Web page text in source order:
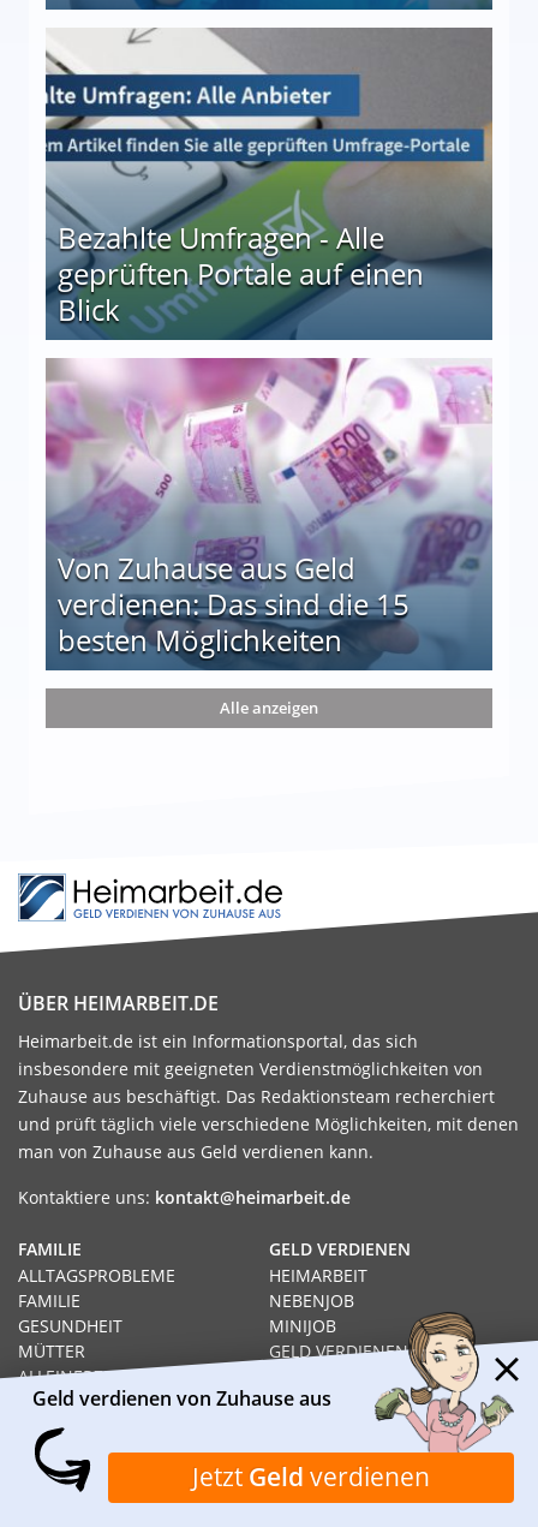
Bezahlte Umfragen - Alle
geprüften Portale auf einen
Blick
auf einen Blick
Von Zuhause aus Geld
verdienen: Das sind die 15
besten Möglichkeiten
die 15 besten Möglichkeiten
Alle anzeigen
ÜBER HEIMARBEIT.DE
Heimarbeit.de ist ein Informationsportal, das sich
insbesondere mit geeigneten Verdienstmöglichkeiten von
Zuhause aus beschäftigt. Das Redaktionsteam recherchiert
und prüft täglich viele verschiedene Möglichkeiten, mit denen
man von Zuhause aus Geld verdienen kann.
Kontaktiere uns: kontakt@heimarbeit.de
GELD VERDIENEN
HEIMARBEIT
NEBENJOB
MINIJOB
GELD VERDIENEN
GELD VERDIENEN VON
ZUHAUSE AUS
PRODUKTTESTS
FAMILIE
ALLTAGSPROBLEME
FAMILIE
GESUNDHEIT
MÜTTER
ALLEINERZIEHEND
WISSENSWERTES
RECHT
SOZIALHILFE
Geld verdienen von Zuhause aus
Jetzt Geld verdienen